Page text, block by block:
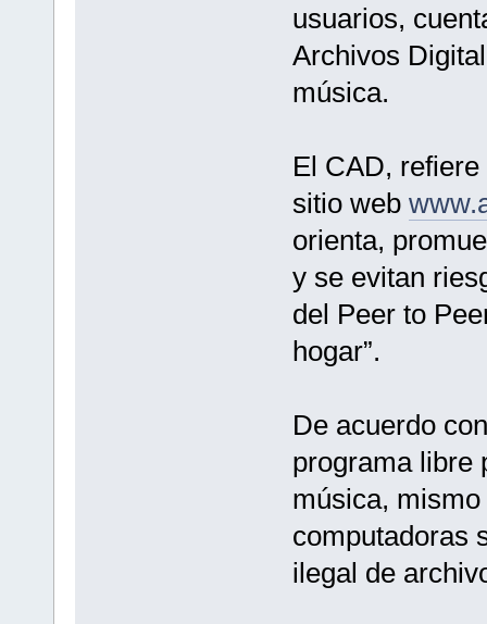
usuarios,
Archivos
música.
El CAD,
sitio web
orienta,
y se evitan
del Peer to
hogar”.
De acuerdo
programa libre
música,
computadoras
ilegal de